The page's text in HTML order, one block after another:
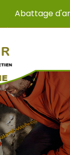
Abattage